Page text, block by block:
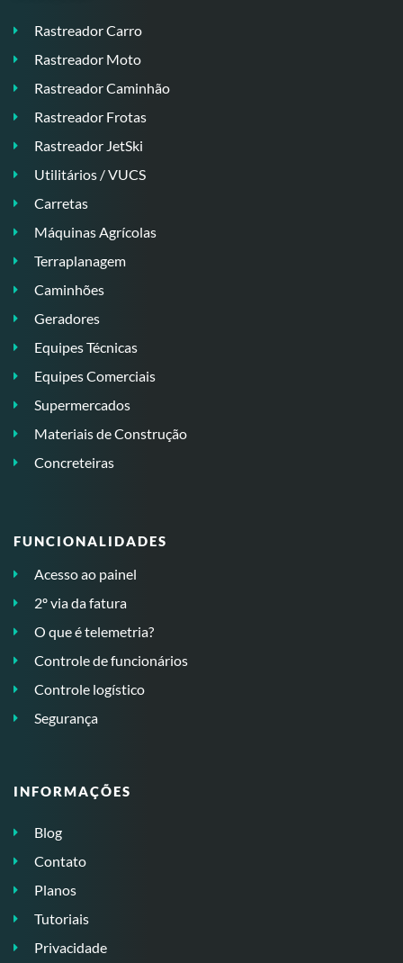
Rastreador Carro
Rastreador Moto
Rastreador Caminhão
Rastreador Frotas
Rastreador JetSki
Utilitários / VUCS
Carretas
Máquinas Agrícolas
Terraplanagem
Caminhões
Geradores
Equipes Técnicas
Equipes Comerciais
Supermercados
Materiais de Construção
Concreteiras
FUNCIONALIDADES
Acesso ao painel
2º via da fatura
O que é telemetria?
Controle de funcionários
Controle logístico
Segurança
INFORMAÇÕES
Blog
Contato
Planos
Tutoriais
Privacidade